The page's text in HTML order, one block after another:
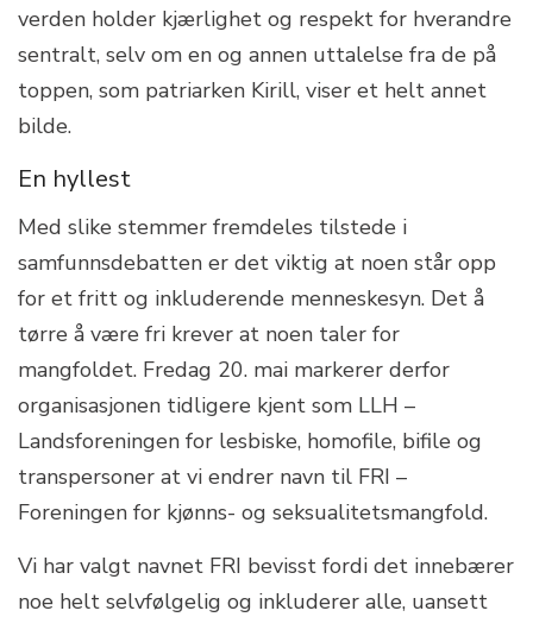
verden holder kjærlighet og respekt for hverandre
sentralt, selv om en og annen uttalelse fra de på
toppen, som patriarken Kirill, viser et helt annet
bilde.
En hyllest
Med slike stemmer fremdeles tilstede i
samfunnsdebatten er det viktig at noen står opp
for et fritt og inkluderende menneskesyn. Det å
tørre å være fri krever at noen taler for
mangfoldet. Fredag 20. mai markerer derfor
organisasjonen tidligere kjent som LLH –
Landsforeningen for lesbiske, homofile, bifile og
transpersoner at vi endrer navn til FRI –
Foreningen for kjønns- og seksualitetsmangfold.
Vi har valgt navnet FRI bevisst fordi det innebærer
noe helt selvfølgelig og inkluderer alle, uansett